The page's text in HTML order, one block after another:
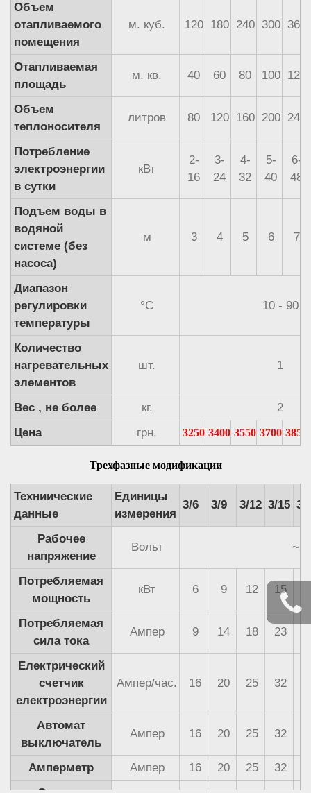
Объем
отапливаемого
помещения
м. куб. 120 180 240 300 360
Отапливаемая
площадь
м. кв. 40 60 80 100 120
Объем
теплоносителя
литров 80 120 160 200 240
Потребление
электроэнергии
в сутки
кВт
2-
16
3-
24
4-
32
5-
40
6-
48
Подъем воды в
водяной
системе (без
насоса)
м 3 4 5 6 7
Диапазон
регулировки
температуры
°С 10 - 90
Количество
нагревательных
элементов
шт. 1
Вес , не более кг.
2
Цена
грн. 3250 3400 3550 3700 3850
Трехфазные модификации
Техниические
данные
Единицы
измерения
3/6 3/9 3/12 3/15 3/
Рабочее
напряжение
Вольт
Потребляемая
мощность
кВт 6 9 12 15
Потребляемая
сила тока
Ампер 9 14 18 23
Електрический
счетчик
електроэнергии
Ампер/час. 16 20 25 32
Автомат
выключатель
Ампер 16 20 25 32
Амперметр Ампер 16 20 25 32